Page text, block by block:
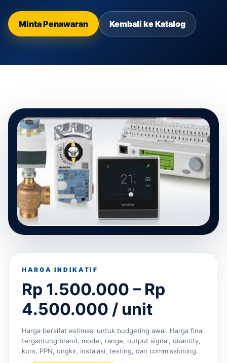
Minta Penawaran Kembali ke Katalog
HARGA INDIKATIF
Rp 1.500.000 – Rp
4.500.000 / unit
Harga bersifat estimasi untuk budgeting awal. Harga final
tergantung brand, model, range, output signal, quantity,
kurs, PPN, ongkir, instalasi, testing, dan commissioning.